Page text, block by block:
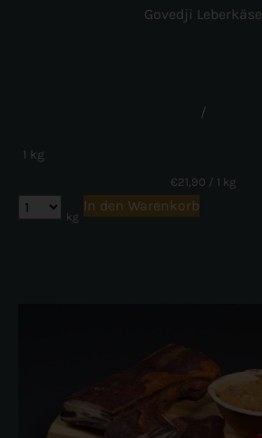
Govedji Leberkäse
/
1 kg
€21,90 / 1 kg
kg
In den Warenkorb